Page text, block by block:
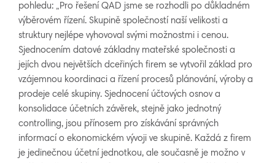
pohledu: „Pro řešení QAD jsme se rozhodli po důkladném
výběrovém řízení. Skupině společností naší velikosti a
struktury nejlépe vyhovoval svými možnostmi i cenou.
Sjednocením datové základny mateřské společnosti a
jejích dvou největších dceřiných firem se vytvořil základ pro
vzájemnou koordinaci a řízení procesů plánování, výroby a
prodeje celé skupiny. Sjednocení účtových osnov a
konsolidace účetních závěrek, stejně jako jednotný
controlling, jsou přínosem pro získávání správných
informací o ekonomickém vývoji ve skupině. Každá z firem
je jedinečnou účetní jednotkou, ale současně je možno v